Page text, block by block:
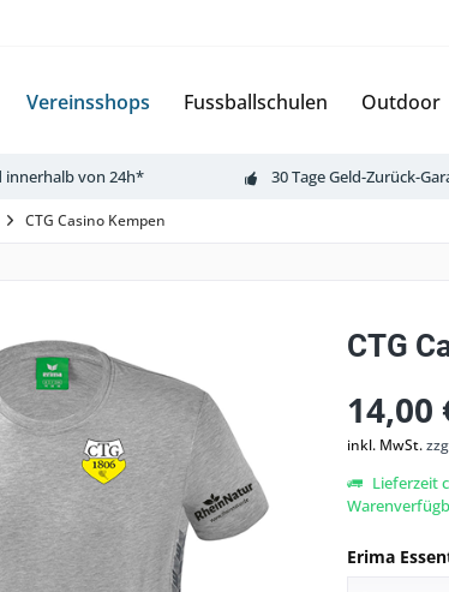
Vereinsshops Fussballschulen Outdoor
innerhalb von 24h* 30 Tage Geld-Zurück-
CTG Casino Kempen
CTG
14,00
inkl. MwSt.
Lieferzeit
Erima